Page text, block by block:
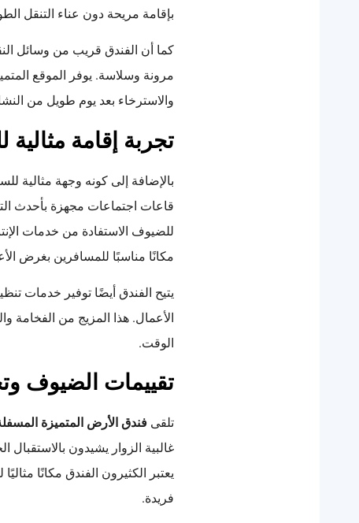
بإقامة مريحة دون عناء التنقل
كما أن الفندق قريب من وسائل
مرونة وسلاسة. يوفر الموقع
والاسترخاء بعد يوم طويل من
تجربة إقامة
بالإضافة إلى كونه وجهة مثالية
قاعات اجتماعات مجهزة بأحدث
للضيوف الاستفادة من خدمات
مكانًا مناسبًا للمسافرين بغرض
يتيح الفندق أيضًا توفير خدمات
الأعمال. هذا المزيج من الفخامة
الوقت.
تقييمات الضيوف
تلقى فندق الأرض المتميزة
غالبية الزوار يشيدون بالاستقبال
يعتبر الكثيرون الفندق مكانًا
فريدة.